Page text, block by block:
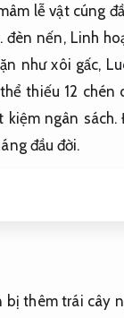
lễ vật cúng
đèn nến, Linh
như xôi gấc,
thiếu 12 chén
kiệm ngân sách.
đầu đời.
thêm trái cây